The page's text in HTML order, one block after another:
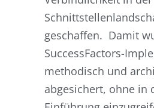
geschaffen. Damit
SuccessFactors-
methodisch und
abgesichert, ohne in